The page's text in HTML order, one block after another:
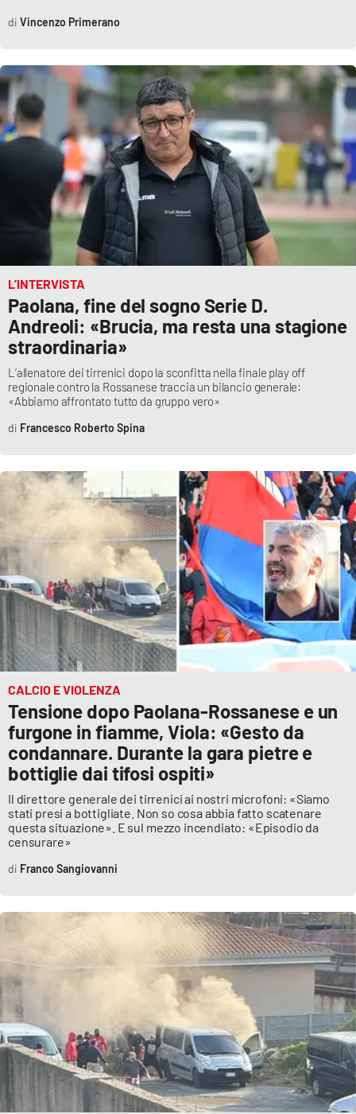
Vincenzo Primerano
L’INTERVISTA
Paolana, fine del sogno Serie D.
Andreoli: «Brucia, ma resta una stagione
straordinaria»
L’allenatore dei tirrenici dopo la sconfitta nella finale play off
regionale contro la Rossanese traccia un bilancio generale:
«Abbiamo affrontato tutto da gruppo vero»
Francesco Roberto Spina
CALCIO E VIOLENZA
Tensione dopo Paolana-Rossanese e un
furgone in fiamme, Viola: «Gesto da
condannare. Durante la gara pietre e
bottiglie dai tifosi ospiti»
Il direttore generale dei tirrenici ai nostri microfoni: «Siamo
stati presi a bottigliate. Non so cosa abbia fatto scatenare
questa situazione». E sul mezzo incendiato: «Episodio da
censurare»
Franco Sangiovanni